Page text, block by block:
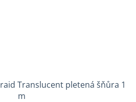
Translucent pletená šňůra 1
m